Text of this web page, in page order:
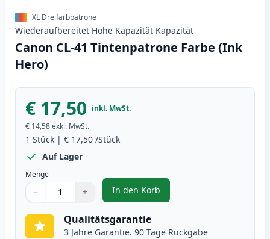
XL Dreifarbpatrone
Wiederaufbereitet Hohe Kapazität Kapazität
Canon CL-41 Tintenpatrone Farbe (Ink
Hero)
€ 17,50 inkl. MwSt.
€ 14,58exkl. MwSt.
1 Stück | € 17,50 /Stück
Auf Lager
Menge
Verwenden Sie die Tasten, um anzupassen
− +
1
In den Korb
, Canon CL-41 Tintenpatrone
Qualitätsgarantie
3 Jahre Garantie. 90 Tage Rückgabe